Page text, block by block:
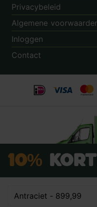
Privacybeleid
Algemene
Inloggen
Contact
© 2014 -
10%